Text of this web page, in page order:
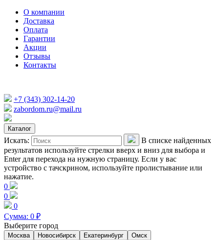
О компании
Доставка
Оплата
Гарантии
Акции
Отзывы
Контакты
+7 (343) 302-14-20
zabordom.ru@mail.ru
Каталог
Искать:
В списке найденных
результатов используйте стрелки вверх и вниз для выбора и
Enter для перехода на нужную страницу. Если у вас
устройство с тачскрином, используйте пролистывание или
нажатие.
0
0
0
Сумма: 0 ₽
Выберите город
Москва Новосибирск Екатеринбург Омск